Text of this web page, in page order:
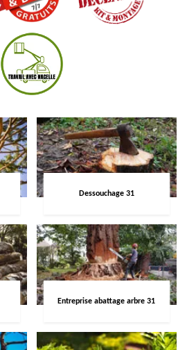
Dessouchage 31
Entreprise abattage arbre 31